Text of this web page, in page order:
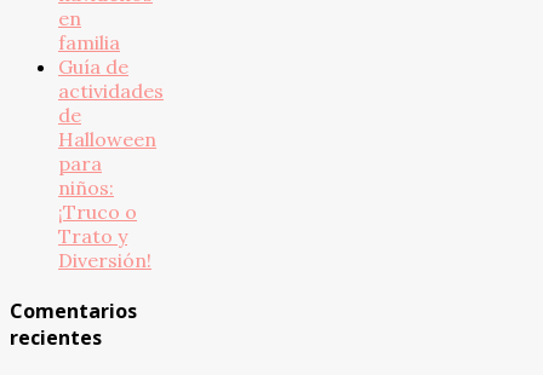
en
familia
Guía de
actividades
de
Halloween
para
niños:
¡Truco o
Trato y
Diversión!
Comentarios
recientes